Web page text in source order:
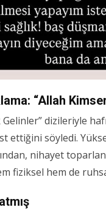
“Allah
dizileriyle
ettiğini söyledi.
nihayet
fiziksel hem de